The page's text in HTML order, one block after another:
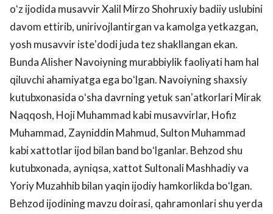
oʻz ijodida musavvir Xalil Mirzo Shohruxiy badiiy uslubini
davom ettirib, unirivojlantirgan va kamolga yetkazgan,
yosh musavvir isteʼdodi juda tez shakllangan ekan.
Bunda Alisher Navoiyning murabbiylik faoliyati ham hal
qiluvchi ahamiyatga ega boʻlgan. Navoiyning shaxsiy
kutubxonasida oʻsha davrning yetuk sanʼatkorlari Mirak
Naqqosh, Hoji Muhammad kabi musavvirlar, Hofiz
Muhammad, Zayniddin Mahmud, Sulton Muhammad
kabi xattotlar ijod bilan band boʻlganlar. Behzod shu
kutubxonada, ayniqsa, xattot Sultonali Mashhadiy va
Yoriy Muzahhib bilan yaqin ijodiy hamkorlikda boʻlgan.
Behzod ijodining mavzu doirasi, qahramonlari shu yerda